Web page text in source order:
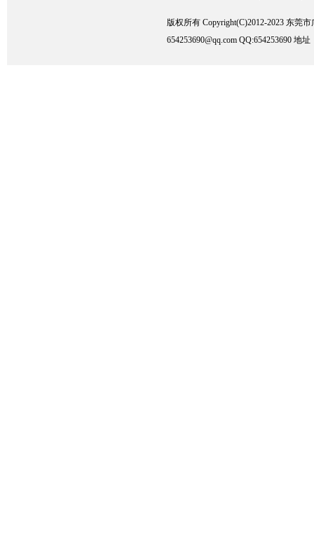
版权所有 Copyright(C)2012-2023 东莞
654253690@qq.com QQ:654253690 地